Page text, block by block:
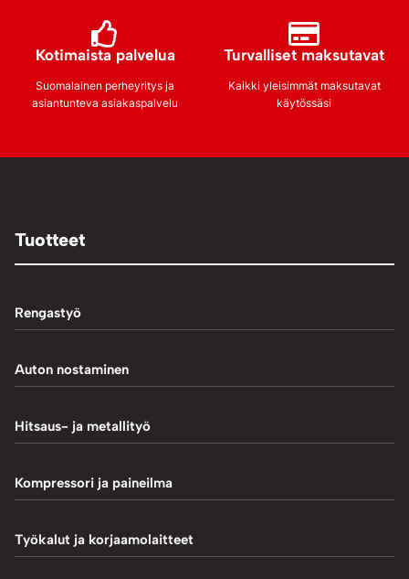
Kotimaista palvelua
Suomalainen perheyritys ja
asiantunteva asiakaspalvelu
Turvalliset maksutavat
Kaikki yleisimmät maksutavat
käytössäsi
Tuotteet
Rengastyö
Palteennostin
Rengastarvikkeet/työkalut
Rengasventtiilit
Auton nostaminen
1-Pilarinostimet
4-Pilarinostimet
Saksinostimet ja Matalanostimet
Hitsaus- ja metallityö
Hitsaustarvikkeet
Metallityö
Kompressori ja paineilma
Hiekkapuhallus
Työkalut ja korjaamolaitteet